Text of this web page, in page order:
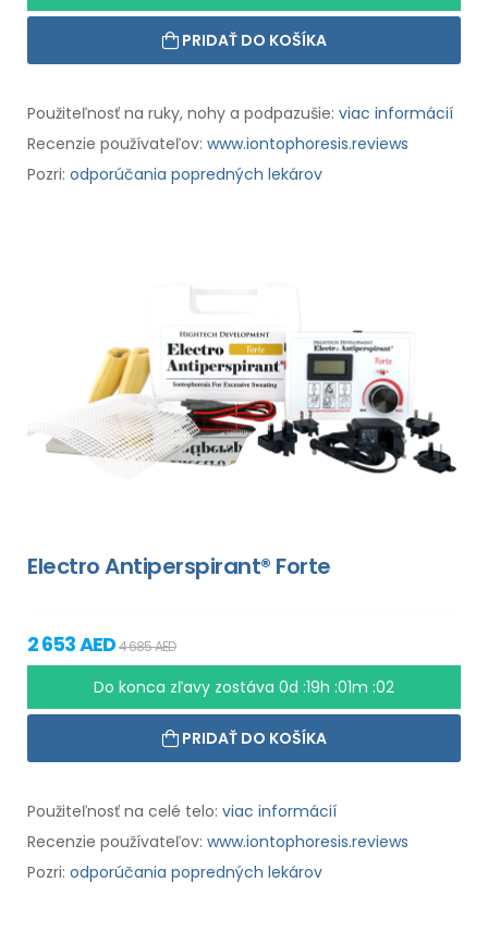
PRIDAŤ DO KOŠÍKA
Použiteľnosť na ruky, nohy a podpazušie: viac informácií
Recenzie používateľov: www.iontophoresis.reviews
Pozri: odporúčania popredných lekárov
Electro Antiperspirant® Forte
2 653 AED4 685 AED
Do konca zľavy zostáva0d :19h :01m :01
PRIDAŤ DO KOŠÍKA
Použiteľnosť na celé telo: viac informácií
Recenzie používateľov: www.iontophoresis.reviews
Pozri: odporúčania popredných lekárov